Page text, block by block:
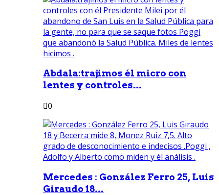
Abdala:trajimos él micro con
lentes y controles...
0
Mercedes : González Ferro 25, Luis
Giraudo 18...